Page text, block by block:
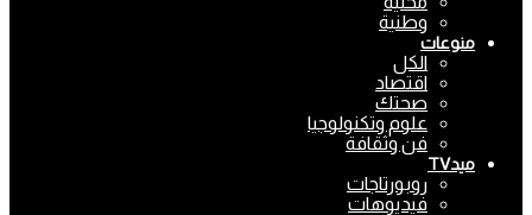
وطنية
منوعات
الكل
اقتصاد
صحتك
علوم وتكنولوجيا
فن وثقافة
ميدTV
روبورتاجات
فيديوهات